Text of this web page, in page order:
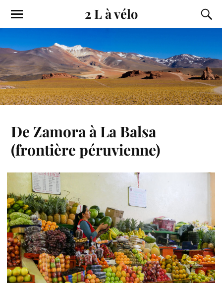
2 L à vélo
De Zamora à La Balsa
(frontière péruvienne)